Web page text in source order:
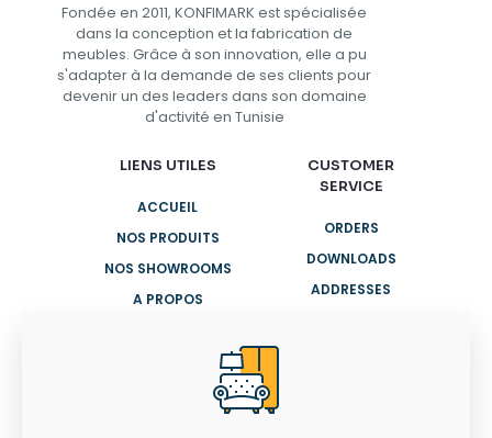
Fondée en 2011, KONFIMARK est spécialisée
dans la conception et la fabrication de
meubles. Grâce à son innovation, elle a pu
s'adapter à la demande de ses clients pour
devenir un des leaders dans son domaine
d'activité en Tunisie
LIENS UTILES
ACCUEIL
NOS PRODUITS
NOS SHOWROOMS
A PROPOS
CUSTOMER
SERVICE
ORDERS
DOWNLOADS
ADDRESSES